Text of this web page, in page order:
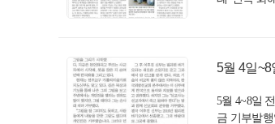
5월 4일~8
5월 4~8일
금 기부발